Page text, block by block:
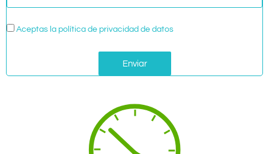
Aceptas la política de privacidad de datos
Enviar